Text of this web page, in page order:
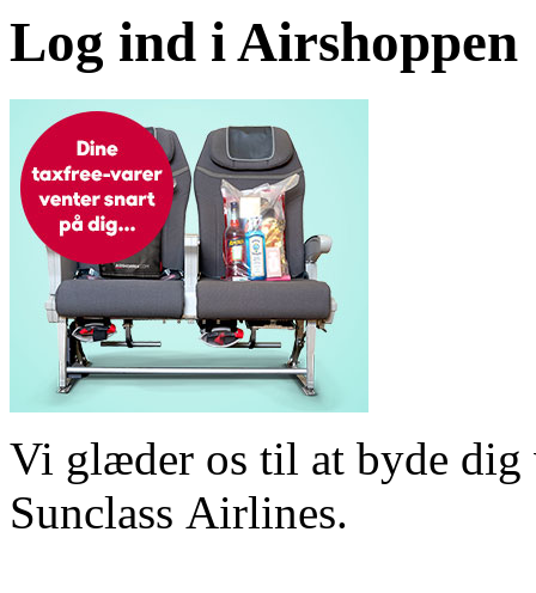
Log ind i Airshoppen
Vi glæder os til at byde dig
Sunclass Airlines.